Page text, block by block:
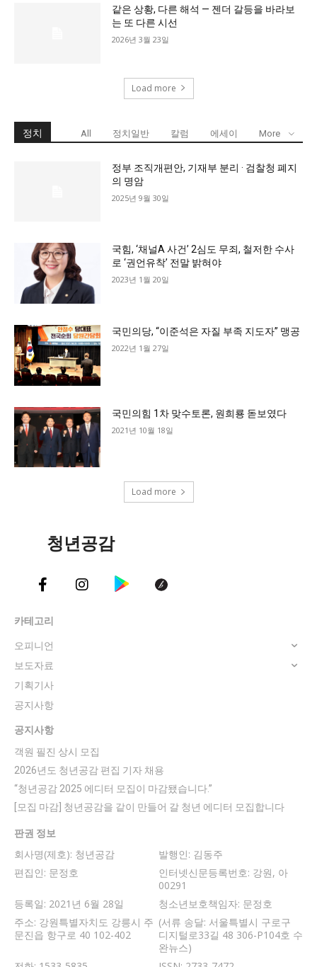
같은 상황, 다른 해석 — 젠더 갈등을 바라보
는 또 다른 시선
2026년 3월 23일
Load more
정치 All 정치일반 칼럼 에세이 More
정부 조직개편안, 기재부 분리 · 검찰청 폐지
의 명암
2025년 9월 30일
국힘, ‘채널A 사건’ 2심도 무죄, 철저한 수사
로 ‘권언유착’ 전말 밝혀야
2023년 1월 20일
국민의당, “이준석은 자질 부족 지도자” 맹공
2022년 1월 27일
국민의힘 1차 맞수토론, 원희룡 돋보였다
2021년 10월 18일
Load more
청년공감
카테고리
오피니언
보도자료
기획기사
공지사항
공지사항
객원 필진 상시 모집
2026년도 청년공감 편집 기자 채용
“청년공감 2025 에디터 모집이 마감됐습니다.”
[모집 마감] 청년공감을 같이 만들어 갈 청년 에디터 모집합니다
판권 정보
회사명(제호): 청년공감
발행인: 김동주
편집인: 문정호
인터넷신문등록번호: 강원, 아
00291
등록일: 2021년 6월 28일
청소년보호책임자: 문정호
주소: 강원특별자치도 강릉시 주
문진읍 항구로 40 102-402
(서류 송달: 서울특별시 구로구
디지털로33길 48 306-P104호 수
완뉴스)